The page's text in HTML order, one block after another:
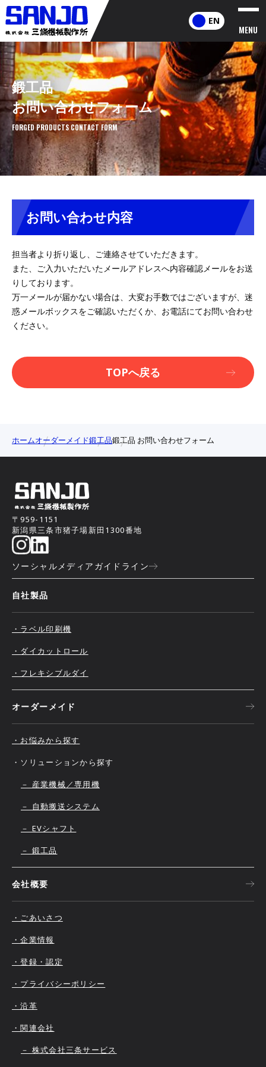
EN
MENU
鍛工品
お問い合わせフォーム
FORGED PRODUCTS CONTACT FORM
お問い合わせ内容
担当者より折り返し、ご連絡させていただきます。
また、ご入力いただいたメールアドレスへ内容確認メールをお送
りしております。
万一メールが届かない場合は、大変お手数ではございますが、 迷
惑メールボックスをご確認いただくか、お電話にてお問い合わせ
ください。
TOPへ戻る
ホームオーダーメイド鍛工品鍛工品 お問い合わせフォーム
自社製品
・ラベル印刷機
・ダイカットロール
・フレキシブルダイ
オーダーメイド
・お悩みから探す
・ソリューションから探す
－ 産業機械／専用機
－ 自動搬送システム
－ EVシャフト
－ 鍛工品
会社概要
・ごあいさつ
・企業情報
・登録・認定
・プライバシーポリシー
・沿革
・関連会社
－ 株式会社三条サービス
〒959-1151
新潟県三条市猪子場新田1300番地
ソーシャルメディアガイドライン